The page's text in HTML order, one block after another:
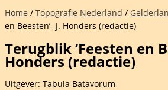
Home / Topografie Nederland /
en Beesten’- J. Honders (redactie)
Terugblik ‘Feesten en
Honders (redactie)
Uitgever: Tabula Batavorum